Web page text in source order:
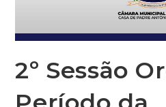
2º Sessão